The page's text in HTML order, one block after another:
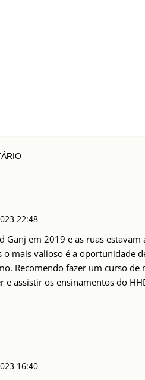
22:48
Ganj em 2019 e as ruas
o mais valioso é a oportunidade
Recomendo fazer um curso de
e assistir os ensinamentos do
16:40